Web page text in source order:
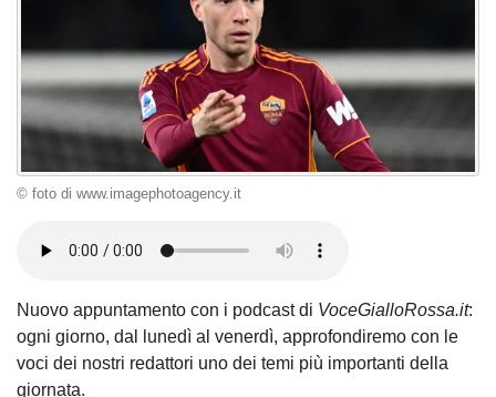
© foto di www.imagephotoagency.it
Nuovo appuntamento con i podcast di VoceGialloRossa.it:
ogni giorno, dal lunedì al venerdì, approfondiremo con le
voci dei nostri redattori uno dei temi più importanti della
giornata.